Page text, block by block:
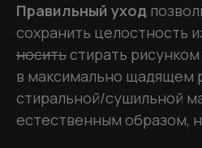
Правильный уход
сохранить целостность
носитьстирать
в максимально щадящем
стиральной/сушильной
естественным образом,